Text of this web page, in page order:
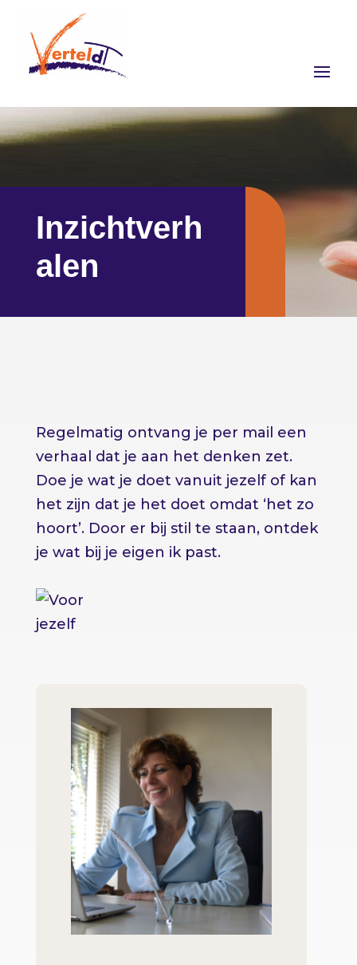
Inzichtverh
alen
Regelmatig ontvang je per mail een
verhaal dat je aan het denken zet.
Doe je wat je doet vanuit jezelf of kan
het zijn dat je het doet omdat ‘het zo
hoort’. Door er bij stil te staan, ontdek
je wat bij je eigen ik past.